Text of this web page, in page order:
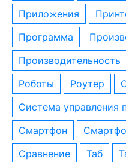
приложения
программа
производительность
роботы
роутер
система управления
смартфон
сравнение
таб